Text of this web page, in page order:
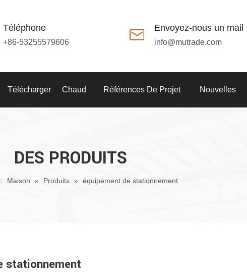
Téléphone
+86-53255579606
Envoyez-nous un mail
info@mutrade.com
Télécharger Chaud Références De Projet Nouvelles
DES PRODUITS
Maison » Produits » équipement de stationnement
stationnement